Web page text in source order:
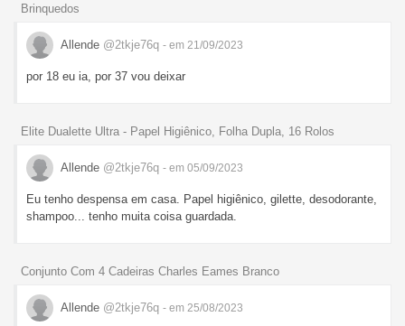
Brinquedos
Allende @2tkje76q - em 21/09/2023
por 18 eu ia, por 37 vou deixar
Elite Dualette Ultra - Papel Higiênico, Folha Dupla, 16 Rolos
Allende @2tkje76q - em 05/09/2023
Eu tenho despensa em casa. Papel higiênico, gilette, desodorante,
shampoo... tenho muita coisa guardada.
Conjunto Com 4 Cadeiras Charles Eames Branco
Allende @2tkje76q - em 25/08/2023